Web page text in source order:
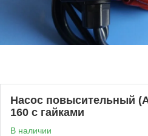
Насос повысительный
160 с гайками
В наличии